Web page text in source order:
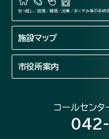
引っ越し / 結婚 / 離婚 / 出産 / おくやみ等の手続き
施設マップ
市役所案内
コールセンタ